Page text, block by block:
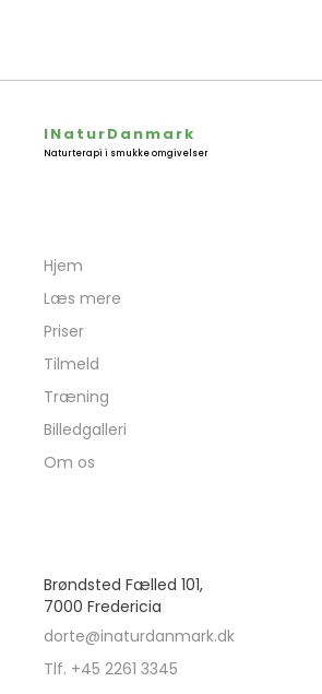
INaturDanmark
Naturterapi i smukke omgivelser
Hjem
Læs mere
Priser
Tilmeld
Træning
Billedgalleri
Om os
Brøndsted Fælled 101,
7000 Fredericia
dorte@inaturdanmark.dk
Tlf. +45 2261 3345